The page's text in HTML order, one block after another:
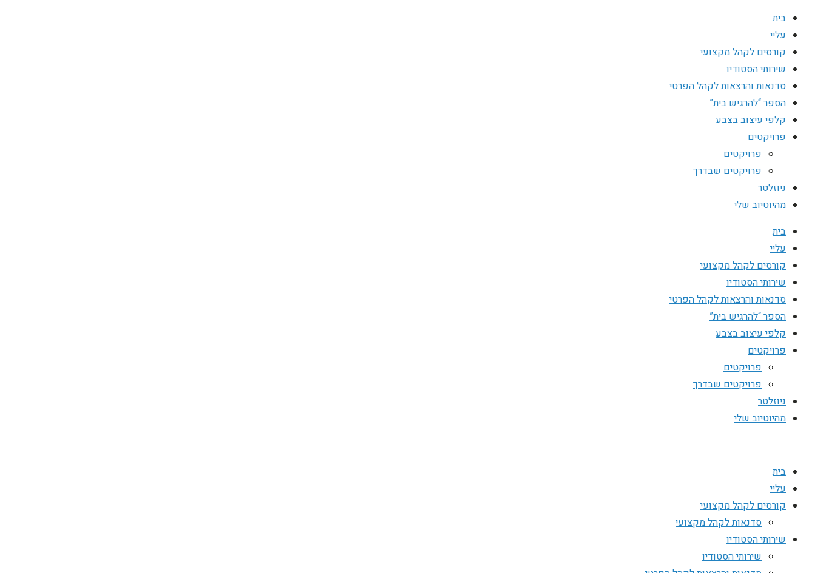
בית
עליי
קורסים לקהל מקצועי
שירותי הסטודיו
סדנאות והרצאות לקהל הפרטי
הספר “להרגיש בית”
קלפי עיצוב בצבע
פרויקטים
פרויקטים
פרויקטים שבדרך
ניוזלטר
מהיוטיוב שלי
בית
עליי
קורסים לקהל מקצועי
שירותי הסטודיו
סדנאות והרצאות לקהל הפרטי
הספר “להרגיש בית”
קלפי עיצוב בצבע
פרויקטים
פרויקטים
פרויקטים שבדרך
ניוזלטר
מהיוטיוב שלי
בית
עליי
קורסים לקהל מקצועי
סדנאות לקהל מקצועי
שירותי הסטודיו
שירותי הסטודיו